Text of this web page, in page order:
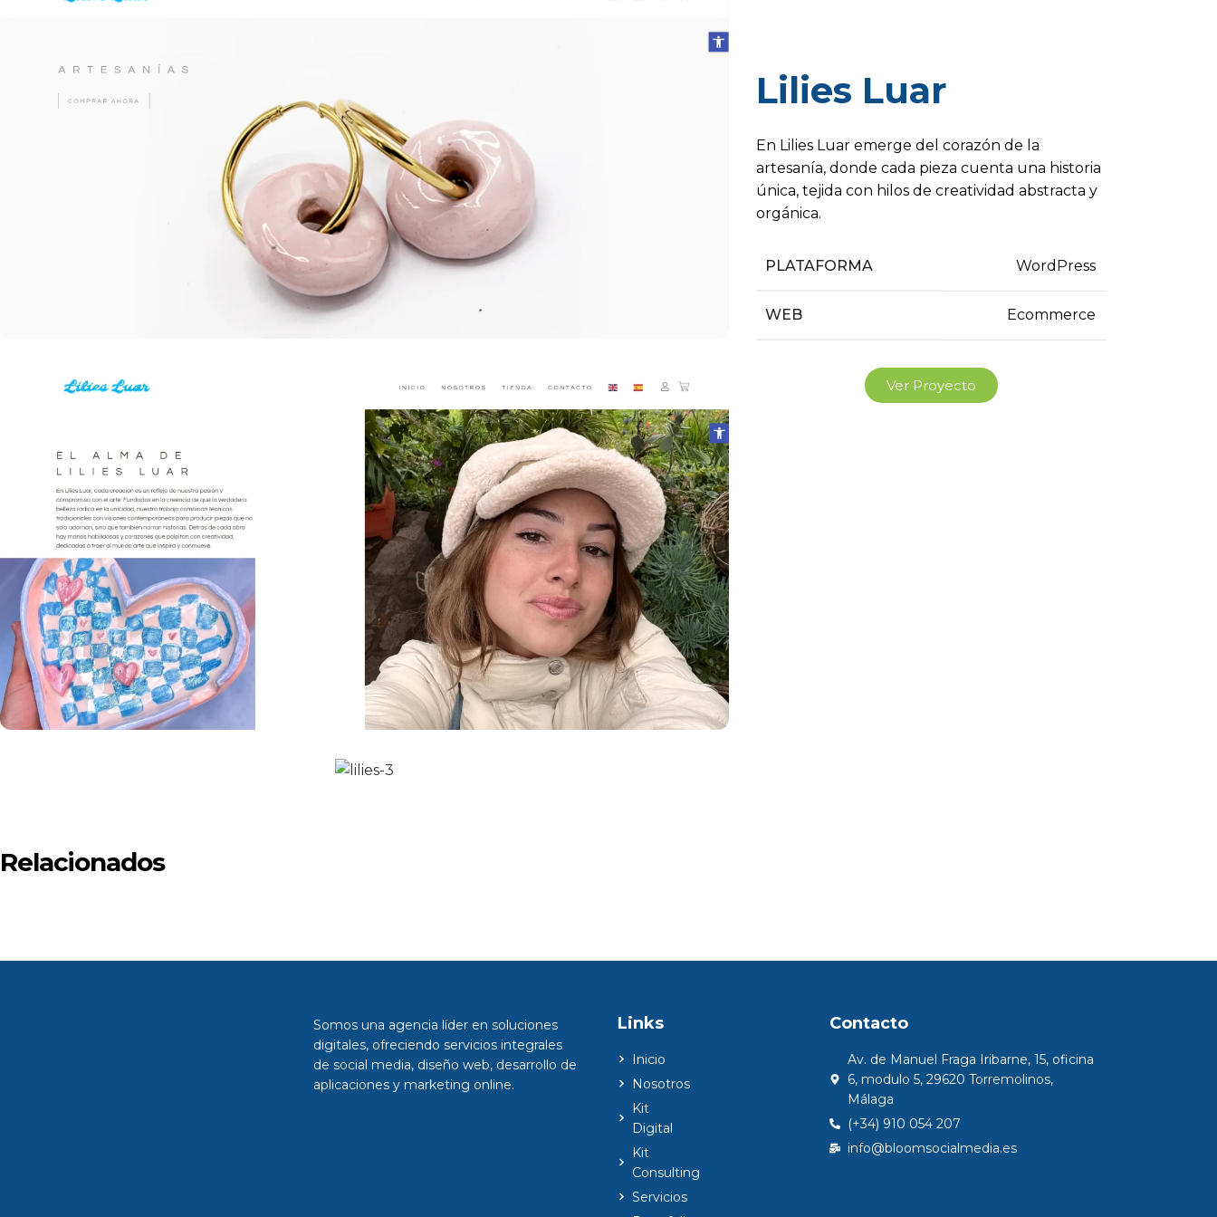
Lilies Luar
En Lilies Luar emerge del corazón de la
artesanía, donde cada pieza cuenta una historia
única, tejida con hilos de creatividad abstracta y
orgánica.
PLATAFORMA WordPress
WEB Ecommerce
Ver Proyecto
Relacionados
DeAngelines Art At Home
Somos una agencia líder en soluciones
digitales, ofreciendo servicios integrales
de social media, diseño web, desarrollo de
aplicaciones y marketing online.
Links
Inicio
Nosotros
Kit
Digital
Kit
Consulting
Servicios
Contacto
Av. de Manuel Fraga Iribarne, 15, oficina
6, modulo 5, 29620 Torremolinos,
Málaga
(+34) 910 054 207
info@bloomsocialmedia.es